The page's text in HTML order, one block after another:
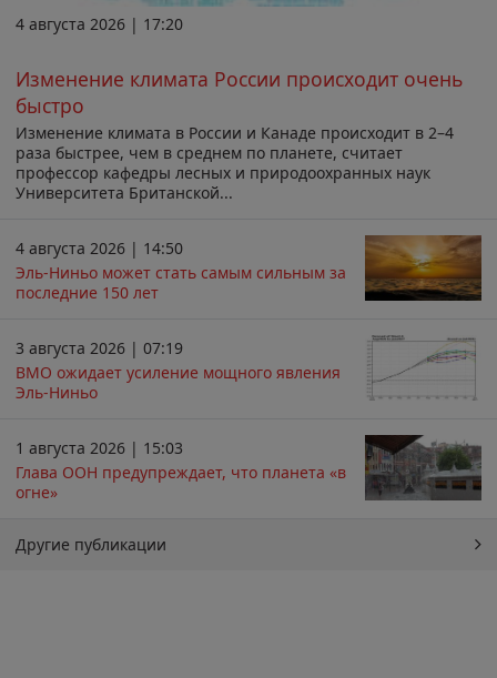
4 августа 2026 | 17:20
Изменение климата России происходит очень
быстро
Изменение климата в России и Канаде происходит в 2–4
раза быстрее, чем в среднем по планете, считает
профессор кафедры лесных и природоохранных наук
Университета Британской...
4 августа 2026 | 14:50
Эль-Ниньо может стать самым сильным за
последние 150 лет
3 августа 2026 | 07:19
ВМО ожидает усиление мощного явления
Эль-Ниньо
1 августа 2026 | 15:03
Глава ООН предупреждает, что планета «в
огне»
Другие публикации